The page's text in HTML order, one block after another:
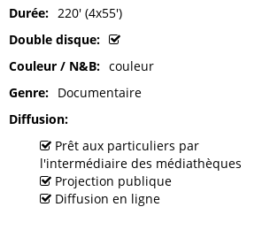
Durée
220' (4x55')
Double disque
Couleur / N&B
couleur
Genre
Documentaire
Diffusion
Prêt aux particuliers par
l'intermédiaire des médiathèques
Projection publique
Diffusion en ligne